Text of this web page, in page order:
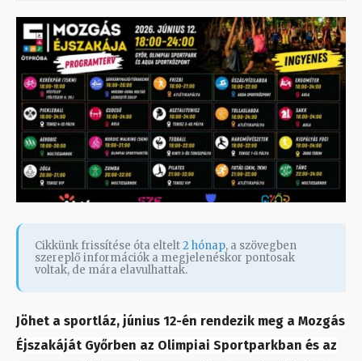
Cikkünk frissítése óta eltelt2 hónap, a szövegben
szereplő információk a megjelenéskor pontosak
voltak, de mára elavulhattak.
Jöhet a sportláz, június 12-én rendezik meg a Mozgás
Éjszakáját Győrben az Olimpiai Sportparkban és az